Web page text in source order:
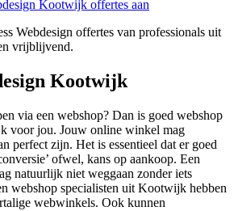
Kootwijk offertes aan
Webdesign offertes van professionals uit
vrijblijvend.
Kootwijk
via een webshop? Dan is goed webshop
voor jou. Jouw online winkel mag
perfect zijn. Het is essentieel dat er goed
ofwel, kans op aankoop. Een
natuurlijk niet weggaan zonder iets
webshop specialisten uit Kootwijk hebben
webwinkels. Ook kunnen